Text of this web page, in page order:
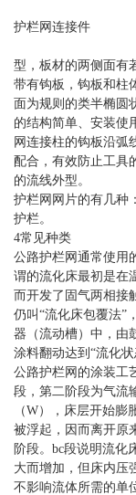
护栏网连接件
型，板材的两侧面有
带有钩板，钩板和柱
面为规则的类半椭圆
的结构简单、安装使
网连接柱的钩板沿弧
配合，有效防止工具
的流线外型。
护栏网网片的有几种
护栏。
4常见种类
公路护栏网通常使用
谓的流化床最初是在
而开发了固气两相接
仍叫“流化床包覆法”
器（流动槽）中，由
涂料翻动达到“流化
公路护栏网的涂装工
段，第二阶段为气流
（W），床层开始
被浮起，因而离开原
阶段。bc段说明流化
大而增加，但床内压
不影响流体所需的单